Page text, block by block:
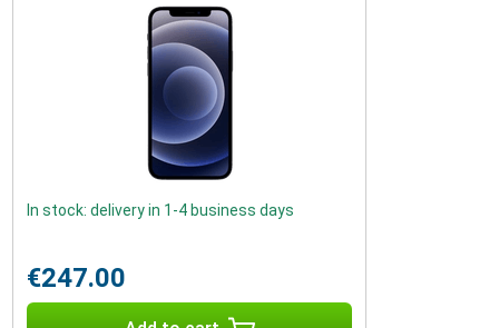
In stock: delivery in 1-4 business days
€247.00